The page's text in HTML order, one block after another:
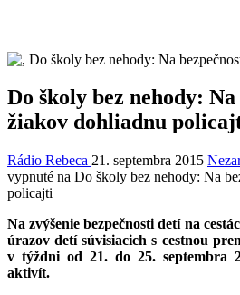
Do školy bez nehody:
žiakov dohliadnu
Rádio Rebeca 21. septembra 2015
vypnuté na Do školy bez nehody: Na
policajti
Na zvýšenie bezpečnosti detí na
úrazov detí súvisiacich s cestnou
v týždni od 21. do 25. septembra
aktivít.